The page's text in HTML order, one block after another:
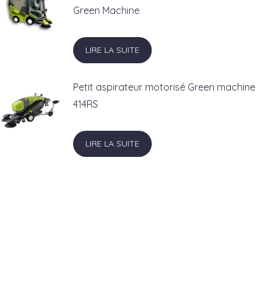
Green Machine
LIRE LA SUITE
Petit aspirateur motorisé Green machine
414RS
LIRE LA SUITE